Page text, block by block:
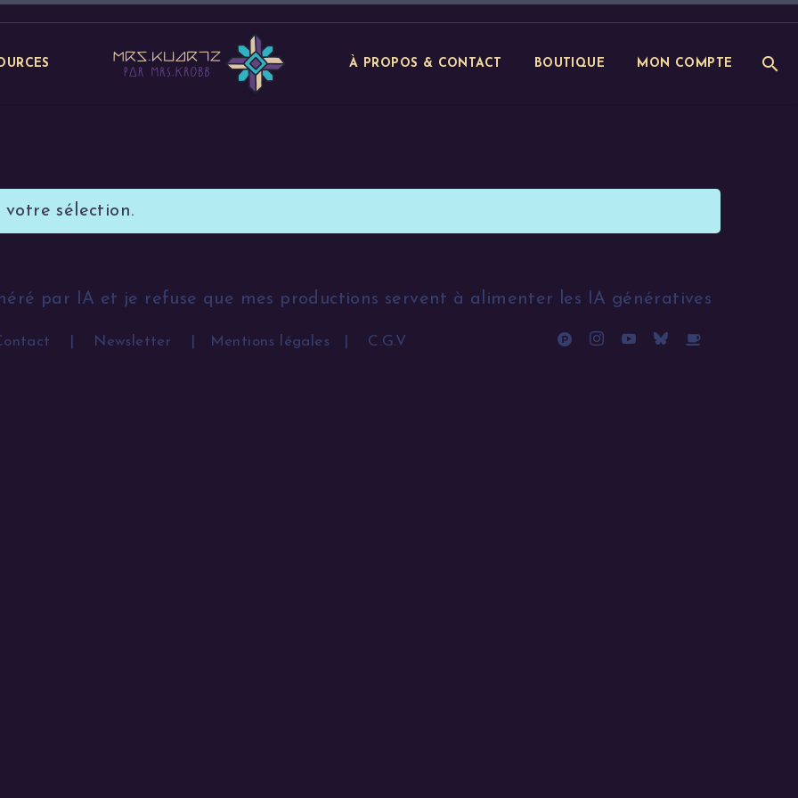
À PROPOS & CONTACT BOUTIQUE MON COMPTE
sélection.
par IA et je refuse que mes productions servent à alimenter les IA génératives
Newsletter Mentions légales| C.G.V